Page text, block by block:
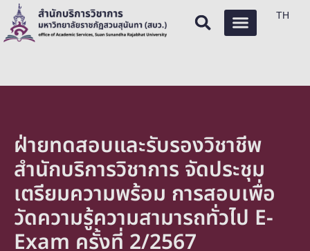
TH
ฝ่ายทดสอบและรับรองวิชาชีพ
สำนักบริการวิชาการ จัดประชุม
เตรียมความพร้อม การสอบเพื่อ
วัดความรู้ความสามารถทั่วไป E-
Exam ครั้งที่ 2/2567